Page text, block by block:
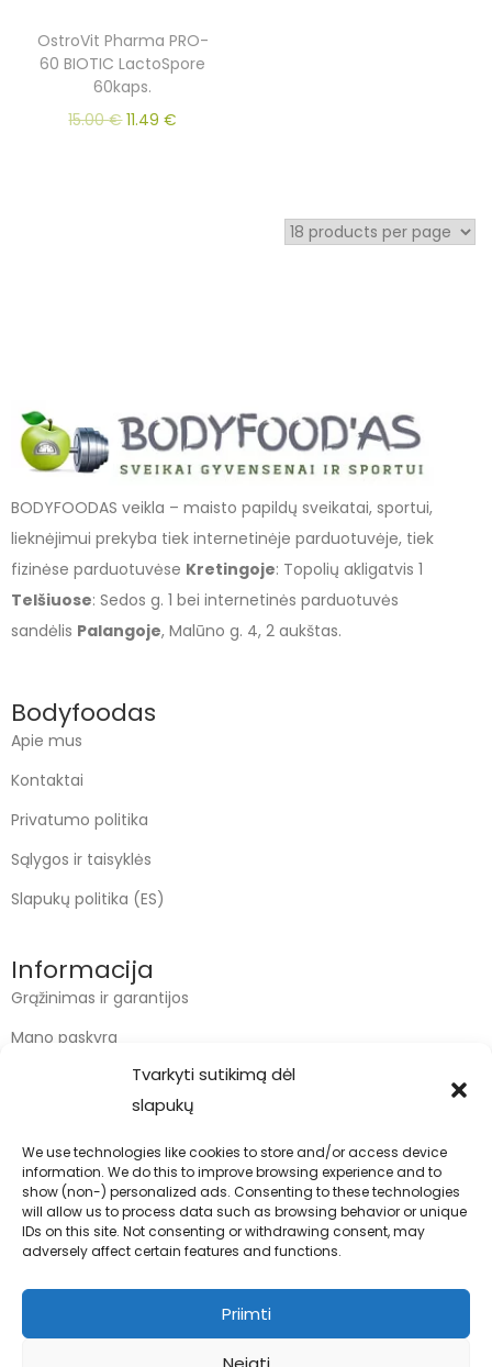
Tvarkyti sutikimą dėl
slapukų
We use technologies like cookies to store and/or access device
information. We do this to improve browsing experience and to
show (non-) personalized ads. Consenting to these technologies
will allow us to process data such as browsing behavior or unique
IDs on this site. Not consenting or withdrawing consent, may
adversely affect certain features and functions.
Priimti
OstroVit Pharma PRO-
60 BIOTIC LactoSpore
60kaps.
15.00€ 11.49€
BODYFOODAS veikla – maisto papildų sveikatai, sportui,
lieknėjimui prekyba tiek internetinėje parduotuvėje, tiek
fizinėse parduotuvėse Kretingoje: Topolių akligatvis 1
Telšiuose: Sedos g. 1 bei internetinės parduotuvės
sandėlis Palangoje, Malūno g. 4, 2 aukštas.
Bodyfoodas
Apie mus
Kontaktai
Privatumo politika
Sąlygos ir taisyklės
Slapukų politika (ES)
Informacija
Grąžinimas ir garantijos
Mano paskyra
Kontaktai
info@bodyfoodas.lt
+370 600 77017